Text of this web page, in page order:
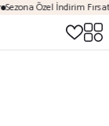
Sezona Özel İndirim